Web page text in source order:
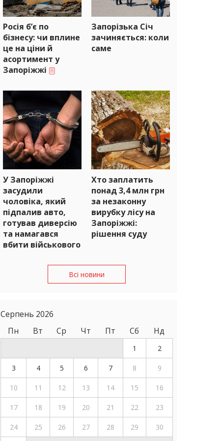
Росія б’є по
бізнесу: чи вплине
це на ціни й
асортимент у
Запоріжжі
Запорізька Січ
зачиняється: коли
саме
У Запоріжжі
засудили
чоловіка, який
підпалив авто,
готував диверсію
та намагався
вбити військового
Хто заплатить
понад 3,4 млн грн
за незаконну
вирубку лісу на
Запоріжжі:
рішення суду
Всі новини
Серпень 2026
Пн
Вт Ср Чт Пт Сб Нд
1 2
3 4 5 6 7 8 9
10 11 12 13 14 15 16
17 18 19 20 21 22 23
24 25 26 27 28 29 30